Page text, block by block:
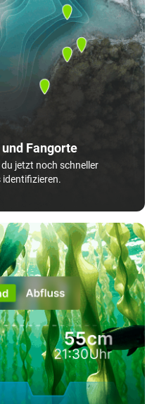
Fangorte
jetzt noch schneller
identifizieren.